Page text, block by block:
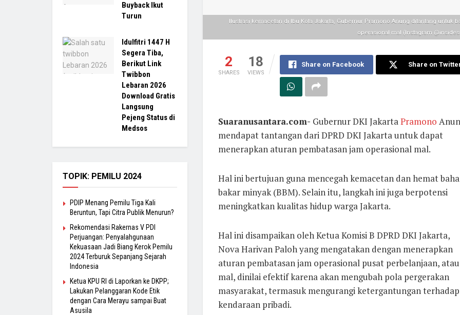
Ilustrasi kemacetan di Ibu Kota Jakarta, Gubernur Pramono Anung ditantang untuk
operasional mal (Instagram
2
SHARES
18
VIEWS
Share on Facebook Share on
Suaranusantara.com- Gubernur DKI JakartaPramono
mendapat tantangan dari DPRD DKI Jakarta untuk dapat
menerapkan aturan pembatasan jam operasional mal.
Hal ini bertujuan guna mencegah kemacetan dan hemat
bakar minyak (BBM). Selain itu, langkah ini juga berpotensi
meningkatkan kualitas hidup warga Jakarta.
Hal ini disampaikan oleh Ketua Komisi B DPRD DKI Jakarta,
Nova Harivan Paloh yang mengatakan dengan menerapkan
aturan pembatasan jam operasional pusat perbelanjaan, atau
mal, dinilai efektif karena akan mengubah pola pergerakan
masyarakat, termasuk mengurangi ketergantungan terhadap
kendaraan pribadi.
Buyback Ikut
Turun
Idulfitri 1447 H
Segera Tiba,
Berikut Link
Twibbon
Lebaran 2026
Download Gratis
Langsung
Pejeng Status di
Medsos
TOPIK: PEMILU 2024
PDIP Menang Pemilu Tiga Kali
Beruntun, Tapi Citra Publik Menurun?
Rekomendasi Rakernas V PDI
Perjuangan: Penyalahgunaan
Kekuasaan Jadi Biang Kerok Pemilu
2024 Terburuk Sepanjang Sejarah
Indonesia
Ketua KPU RI di Laporkan ke DKPP;
Lakukan Pelanggaran Kode Etik
dengan Cara Merayu sampai Buat
Asusila